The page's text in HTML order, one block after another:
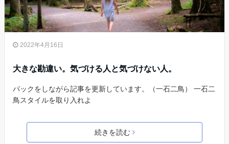
2022年4月16日
大きな勘違い。気づける人と気づけない人。
パックをしながら記事を更新しています。（一石二鳥） 一石二
鳥スタイルを取り入れよ
続きを読む